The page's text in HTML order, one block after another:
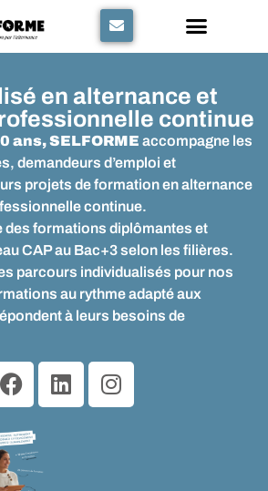
en alternance et
continue
ans, SELFORME accompagne les
demandeurs d’emploi et
projets de formation en alternance
continue.
des formations diplômantes et
CAP au Bac+3 selon les filières.
parcours individualisés pour nos
au rythme adapté aux
à leurs besoins de
cookies